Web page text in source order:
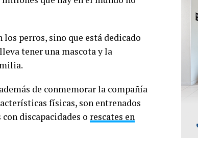
perros, sino que está dedicado
tener una mascota y la
de conmemorar la compañía
físicas, son entrenados
discapacidades o rescates en